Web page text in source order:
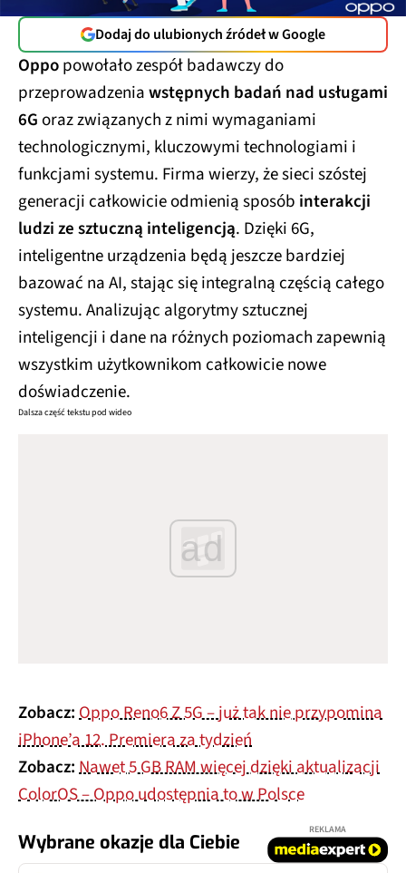
Dodaj do ulubionych źródeł w Google
Oppopowołało zespół badawczy do
przeprowadzeniawstępnych badań nad usługami
6Goraz związanych z nimi wymaganiami
technologicznymi, kluczowymi technologiami i
funkcjami systemu. Firma wierzy, że sieci szóstej
generacji całkowicie odmienią sposób interakcji
ludzi ze sztuczną inteligencją. Dzięki 6G,
inteligentne urządzenia będą jeszcze bardziej
bazować na AI, stając się integralną częścią całego
systemu. Analizując algorytmy sztucznej
inteligencji i dane na różnych poziomach zapewnią
wszystkim użytkownikom całkowicie nowe
doświadczenie.
Dalsza część tekstu pod wideo
ad
Zobacz:Oppo Reno6 Z 5G – już tak nie przypomina
iPhone’a 12. Premiera za tydzień
Zobacz:Nawet 5 GB RAM więcej dzięki aktualizacji
ColorOS – Oppo udostępnia to w Polsce
Wybrane okazje dla Ciebie
REKLAMA